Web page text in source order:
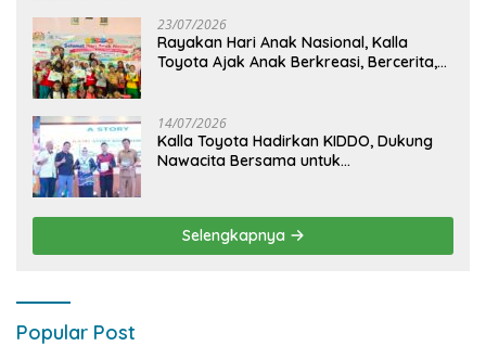
23/07/2026
Rayakan Hari Anak Nasional, Kalla
Toyota Ajak Anak Berkreasi, Bercerita,
14/07/2026
Kalla Toyota Hadirkan KIDDO, Dukung
Nawacita Bersama untuk
Selengkapnya
Popular Post